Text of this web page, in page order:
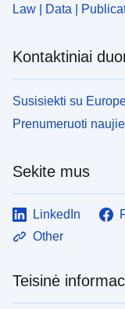
Law | Data |
Kontaktiniai
Susisiekti su
Prenumeruoti
Sekite mus
LinkedIn
Other
Teisinė